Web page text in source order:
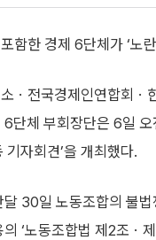
함한 경제 6단체가 ‘노
ㆍ전국경제인연합회ㆍ
단체 부회장단은 6일
자회견’을 개최했다.
30일 노동조합의 불
‘노동조합법 제2조ㆍ